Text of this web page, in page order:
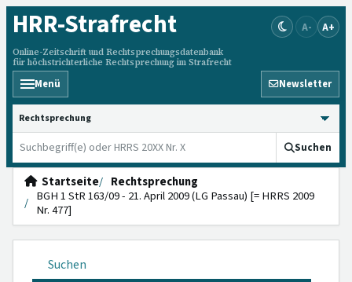
HRR-Strafrecht
Online-Zeitschrift und Rechtsprechungsdatenbank
für höchstrichterliche Rechtsprechung im Strafrecht
A- A+
Menü Newsletter
HRRS durchsuchen
Suchen
Startseite
Rechtsprechung
BGH 1 StR 163/09 - 21. April 2009 (LG Passau) [= HRRS 2009
Nr. 477]
Suchen